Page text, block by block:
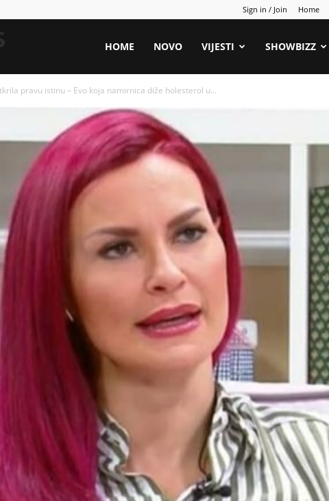
Sign in / Join Home
HOME NOVO VIJESTI SHOWBIZZ
pravu istinu – Evo koja namirnica diže holesterol u...